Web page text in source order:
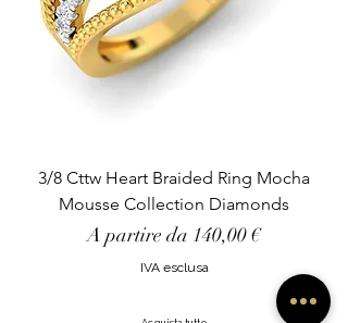
3/8 Cttw Heart Braided Ring Mocha
Mousse Collection Diamonds
A partire da 140,00 €
Prezzo scontato
IVA esclusa